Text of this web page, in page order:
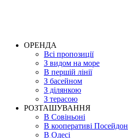
ОРЕНДА
Всі пропозиції
З видом на море
В першій лінії
З басейном
З ділянкою
З терасою
РОЗТАШУВАННЯ
В Совіньоні
В кооперативі Посейдон
В Одесі